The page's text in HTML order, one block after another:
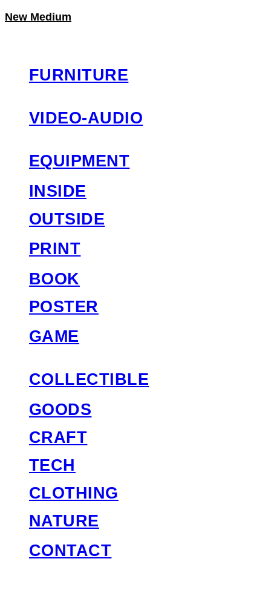
New Medium
FURNITURE
VIDEO-AUDIO
EQUIPMENT
INSIDE
OUTSIDE
PRINT
BOOK
POSTER
GAME
COLLECTIBLE
GOODS
CRAFT
TECH
CLOTHING
NATURE
CONTACT